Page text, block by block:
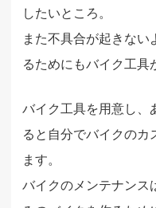
したいところ。
また不具合が起きない
るためにもバイク工具
バイク工具を用意し、
ると自分でバイクのカ
ます。
バイクのメンテナンス